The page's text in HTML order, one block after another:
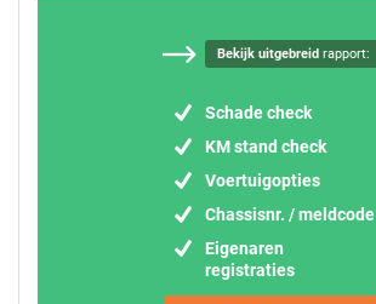
Bekijk uitgebreid rapport:
Schade check
KM stand check
Voertuigopties
Chassisnr. / meldcode
Eigenaren
registraties